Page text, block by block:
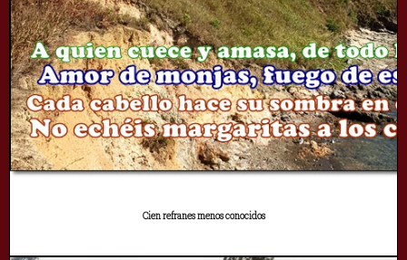
Cien refranes menos conocidos